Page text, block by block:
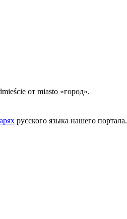
от miasto «город».
русского языка нашего портала.